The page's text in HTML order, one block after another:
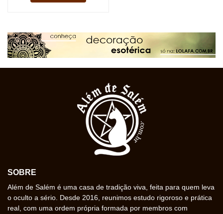
SOBRE
Além de Salém é uma casa de tradição viva, feita para quem leva
o oculto a sério. Desde 2016, reunimos estudo rigoroso e prática
real, com uma ordem própria formada por membros com